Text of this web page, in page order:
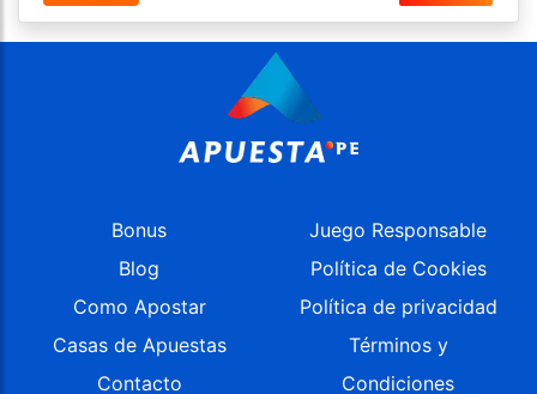
Bonus
Blog
Como Apostar
Casas de Apuestas
Contacto
Juego Responsable
Política de Cookies
Política de privacidad
Términos y
Condiciones